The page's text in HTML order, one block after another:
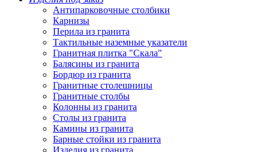
Антипарковочные столбики
Карнизы
Перила из гранита
Тактильные наземные указатели
Гранитная плитка "Скала"
Балясины из гранита
Бордюр из гранита
Гранитные столешницы
Гранитные столбы
Колонны из гранита
Столы из гранита
Камины из гранита
Барные стойки из гранита